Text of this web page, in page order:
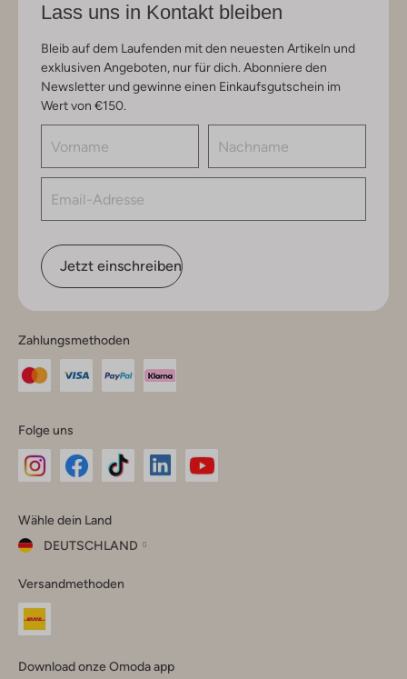
Lass uns in Kontakt bleiben
Bleib auf dem Laufenden mit den neuesten Artikeln und
exklusiven Angeboten, nur für dich. Abonniere den
Newsletter und gewinne einen Einkaufsgutschein im
Wert von €150.
Jetzt einschreiben
Zahlungsmethoden
Folge uns
Instagram
Facebook
TikTok
Wähle dein Land
DEUTSCHLAND
dein
Land
Versandmethoden
Download onze Omoda app